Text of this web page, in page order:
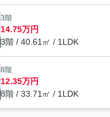
3階
14.75万円
3階 / 40.61㎡ / 1LDK
8階
12.35万円
8階 / 33.71㎡ / 1LDK